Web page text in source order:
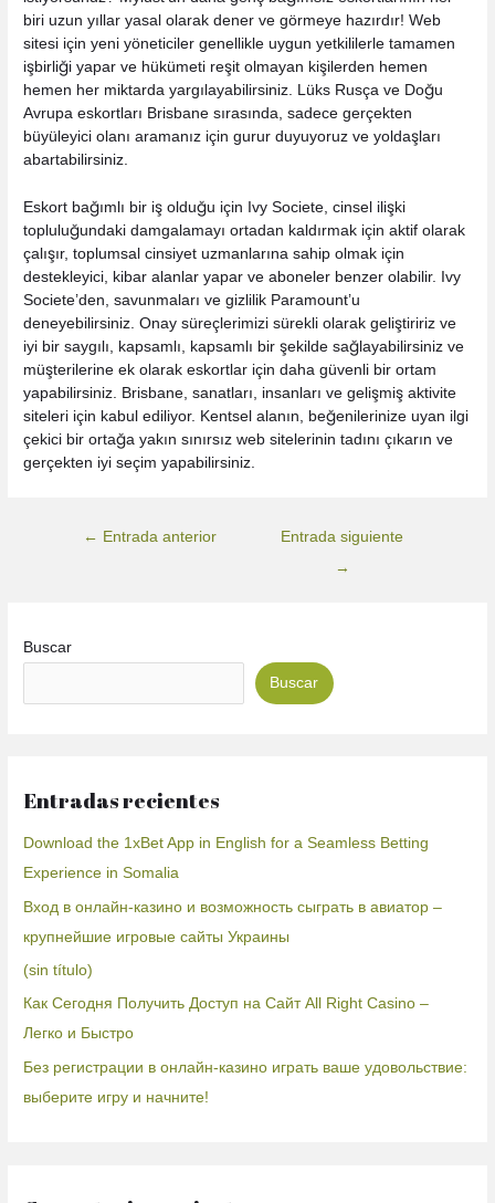
biri uzun yıllar yasal olarak dener ve görmeye hazırdır! Web
sitesi için yeni yöneticiler genellikle uygun yetkililerle tamamen
işbirliği yapar ve hükümeti reşit olmayan kişilerden hemen
hemen her miktarda yargılayabilirsiniz. Lüks Rusça ve Doğu
Avrupa eskortları Brisbane sırasında, sadece gerçekten
büyüleyici olanı aramanız için gurur duyuyoruz ve yoldaşları
abartabilirsiniz.
Eskort bağımlı bir iş olduğu için Ivy Societe, cinsel ilişki
topluluğundaki damgalamayı ortadan kaldırmak için aktif olarak
çalışır, toplumsal cinsiyet uzmanlarına sahip olmak için
destekleyici, kibar alanlar yapar ve aboneler benzer olabilir. Ivy
Societe’den, savunmaları ve gizlilik Paramount’u
deneyebilirsiniz. Onay süreçlerimizi sürekli olarak geliştiririz ve
iyi bir saygılı, kapsamlı, kapsamlı bir şekilde sağlayabilirsiniz ve
müşterilerine ek olarak eskortlar için daha güvenli bir ortam
yapabilirsiniz. Brisbane, sanatları, insanları ve gelişmiş aktivite
siteleri için kabul ediliyor. Kentsel alanın, beğenilerinize uyan ilgi
çekici bir ortağa yakın sınırsız web sitelerinin tadını çıkarın ve
gerçekten iyi seçim yapabilirsiniz.
← Entrada anterior
Entrada siguiente
→
Buscar
Buscar
Entradas recientes
Download the 1xBet App in English for a Seamless Betting
Experience in Somalia
Вход в онлайн-казино и возможность сыграть в авиатор –
крупнейшие игровые сайты Украины
(sin título)
Как Сегодня Получить Доступ на Сайт All Right Casino –
Легко и Быстро
Без регистрации в онлайн-казино играть ваше удовольствие:
выберите игру и начните!